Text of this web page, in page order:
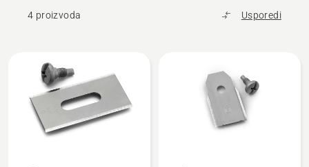
4 proizvoda Usporedi
Učitaj
proizvode